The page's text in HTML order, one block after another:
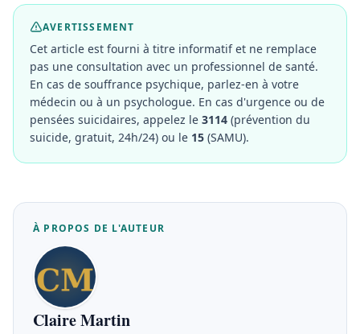
AVERTISSEMENT
Cet article est fourni à titre informatif et ne remplace
pas une consultation avec un professionnel de santé.
En cas de souffrance psychique, parlez-en à votre
médecin ou à un psychologue. En cas d'urgence ou de
pensées suicidaires, appelez le 3114 (prévention du
suicide, gratuit, 24h/24) ou le 15 (SAMU).
À PROPOS DE L'AUTEUR
Claire Martin